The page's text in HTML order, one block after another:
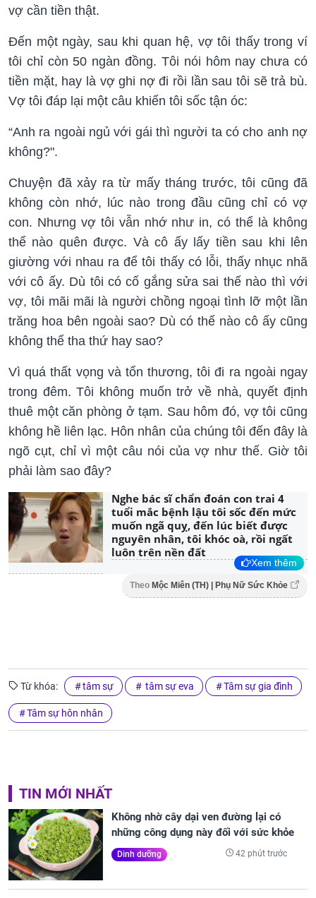
vợ cần tiền thật.
Đến một ngày, sau khi quan hệ, vợ tôi thấy trong ví
tôi chỉ còn 50 ngàn đồng. Tôi nói hôm nay chưa có
tiền mặt, hay là vợ ghi nợ đi rồi lần sau tôi sẽ trả bù.
Vợ tôi đáp lại một câu khiến tôi sốc tận óc:
“Anh ra ngoài ngủ với gái thì người ta có cho anh nợ
không?".
Chuyện đã xảy ra từ mấy tháng trước, tôi cũng đã
không còn nhớ, lúc nào trong đầu cũng chỉ có vợ
con. Nhưng vợ tôi vẫn nhớ như in, có thể là không
thể nào quên được. Và cô ấy lấy tiền sau khi lên
giường với nhau ra để tôi thấy có lỗi, thấy nhục nhã
với cô ấy. Dù tôi có cố gắng sửa sai thế nào thì với
vợ, tôi mãi mãi là người chồng ngoại tình lỡ một lần
trăng hoa bên ngoài sao? Dù có thế nào cô ấy cũng
không thể tha thứ hay sao?
Vì quá thất vọng và tổn thương, tôi đi ra ngoài ngay
trong đêm. Tôi không muốn trở về nhà, quyết định
thuê một căn phòng ở tạm. Sau hôm đó, vợ tôi cũng
không hề liên lạc. Hôn nhân của chúng tôi đến đây là
ngõ cụt, chỉ vì một câu nói của vợ như thế. Giờ tôi
phải làm sao đây?
Nghe bác sĩ chẩn đoán con trai 4
tuổi mắc bệnh lậu tôi sốc đến mức
muốn ngã quỵ, đến lúc biết được
nguyên nhân, tôi khóc oà, rồi ngất
luôn trên nền đất
Xem thêm
Theo Mộc Miên (TH) | Phụ Nữ Sức Khỏe
Từ khóa: tâm sự tâm sự eva Tâm sự gia đình
Tâm sự hôn nhân
TIN MỚI NHẤT
Không nhờ cây dại ven đường lại có
những công dụng này đối với sức khỏe
Dinh dưỡng 42 phút trước